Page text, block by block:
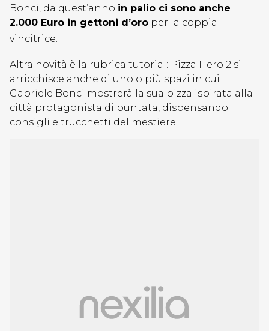
Bonci, da quest’anno in palio ci sono anche
2.000 Euro in gettoni d’oro per la coppia
vincitrice.
Altra novità è la rubrica tutorial: Pizza Hero 2 si
arricchisce anche di uno o più spazi in cui
Gabriele Bonci mostrerà la sua pizza ispirata alla
città protagonista di puntata, dispensando
consigli e trucchetti del mestiere.